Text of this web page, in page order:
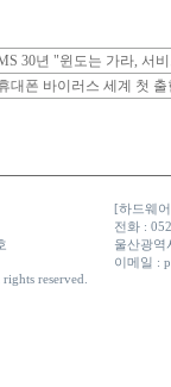
30년 "윈도는 가라, 서
대폰 바이러스 세계 첫 출
[하드웨
전화 :
울산광역
이메일 :
reserved.